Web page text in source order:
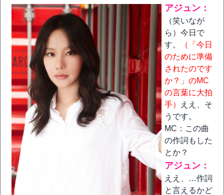
アジュン：
（笑いなが
ら）今日で
す。
（「今日
のために準備
されたのです
か？」のMC
の言葉に大拍
手）
ええ、そ
うです。
MC：この曲
の作詞もした
とか？
アジュン：
ええ、…作詞
と言えるかど